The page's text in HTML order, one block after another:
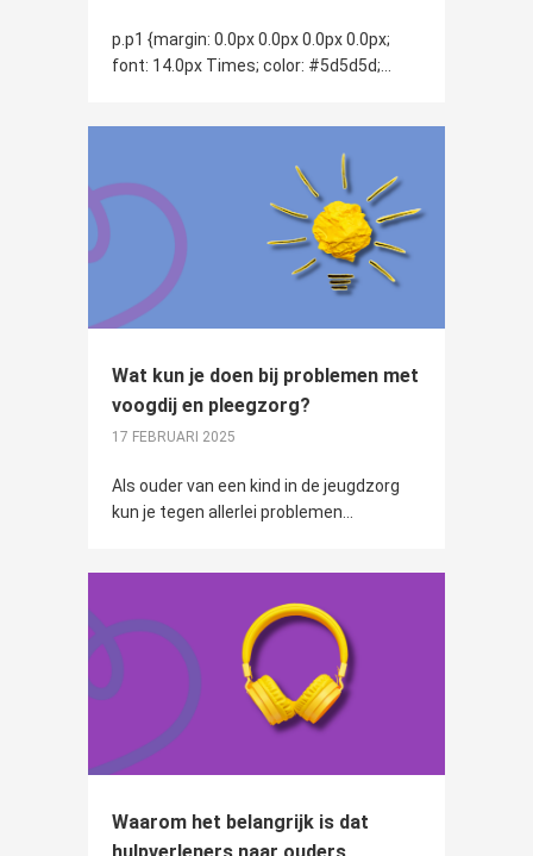
p.p1 {margin: 0.0px 0.0px 0.0px 0.0px;
font: 14.0px Times; color: #5d5d5d;...
Wat kun je doen bij problemen met
voogdij en pleegzorg?
17 FEBRUARI 2025
Als ouder van een kind in de jeugdzorg
kun je tegen allerlei problemen...
Waarom het belangrijk is dat